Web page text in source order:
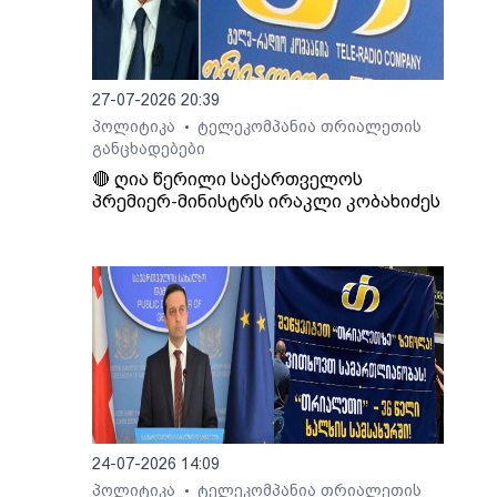
27-07-2026 20:39
პოლიტიკა
•
ტელეკომპანია თრიალეთის
განცხადებები
🔴 ღია წერილი საქართველოს
პრემიერ-მინისტრს ირაკლი კობახიძეს
24-07-2026 14:09
პოლიტიკა
•
ტელეკომპანია თრიალეთის